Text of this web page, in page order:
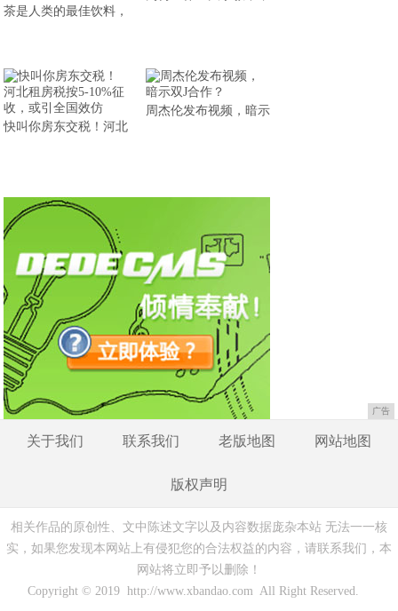
茶是人类的最佳饮料，
快叫你房东交税！河北
周杰伦发布视频，暗示
广告
关于我们 联系我们 老版地图 网站地图
版权声明
相关作品的原创性、文中陈述文字以及内容数据庞杂本站 无法一一核
实，如果您发现本网站上有侵犯您的合法权益的内容，请联系我们，本
网站将立即予以删除！
Copyright © 2019 http://www.xbandao.com All Right Reserved.